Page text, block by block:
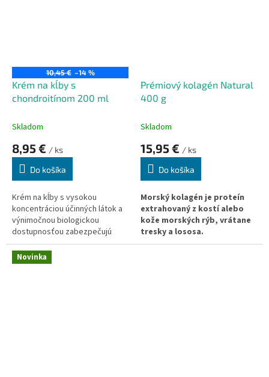
10,45 € –14 %
Krém na kĺby s
chondroitínom 200 ml
Skladom
8,95 € / ks
Do košíka
Krém na kĺby s vysokou
koncentráciou účinných látok a
výnimočnou biologickou
dostupnosťou zabezpečujú
vysokú účinnosť krému.
Prémiový kolagén Natural
400 g
Skladom
15,95 € / ks
Do košíka
Morský kolagén je proteín
extrahovaný z kostí alebo
kože morských rýb, vrátane
tresky a lososa.
Novinka